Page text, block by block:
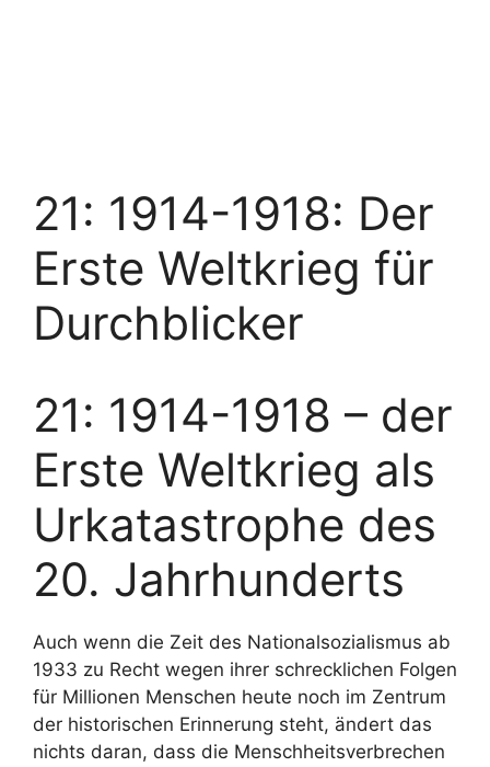
21: 1914-1918: Der
Erste Weltkrieg für
Durchblicker
21: 1914-1918 – der
Erste Weltkrieg als
Urkatastrophe des
20. Jahrhunderts
Auch wenn die Zeit des Nationalsozialismus ab
1933 zu Recht wegen ihrer schrecklichen Folgen
für Millionen Menschen heute noch im Zentrum
der historischen Erinnerung steht, ändert das
nichts daran, dass die Menschheitsverbrechen